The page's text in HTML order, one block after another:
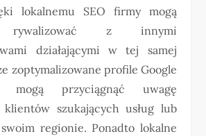
lokalnemu SEO firmy mogą
rywalizować z innymi
działającymi w tej samej
zoptymalizowane profile Google
mogą przyciągnąć uwagę
szukających usług lub
regionie. Ponadto lokalne